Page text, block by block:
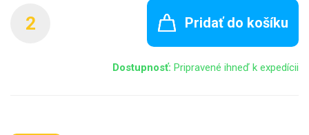
2 Pridať do košíku
Dostupnosť: Pripravené ihneď k expedícii